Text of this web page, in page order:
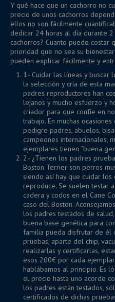
Y qué hace que un cachorro no
precio de unos cachorros
ellos no son fácilmente
dedicar 24 horas al día durante
cachorros? Cuanto puede costar
prioridad que no sea su
pueden explicar fácilmente y
1.- Cuidar las líneas y
la selección y cría de esta
padres reproductores han
lejanos y mucho esfuerzo y
criador para que confíe en
trabajo. En muchas
pedigre padres, abuelos,
campeones internacionales,
ejemplares tienen “buena
2.- ¿Tienen los padres
Boston Terrier son perros
siendo así hay que cuidar
reproduce. Se suelen testar
cadera y codos en el Cane
caso del Boston.
los padres testados de
buena base genética para
familia pueda disfrutar de él
pruebas, aparte del chip,
realizarlas y certificarlas,
esos 200€ por cada
hablábamos al principio. Es
el precio hasta uno acorde
los padres están testados,
certificados de dichas